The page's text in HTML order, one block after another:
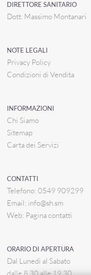
DIRETTORE SANITARIO
Dott. Massimo Montanari
NOTE LEGALI
Privacy Policy
Condizioni di Vendita
INFORMAZIONI
Chi Siamo
Sitemap
Carta dei Servizi
CONTATTI
Telefono: 0549 909299
Email: info@sh.sm
Web: Pagina contatti
ORARIO DI APERTURA
Dal Lunedì al Sabato